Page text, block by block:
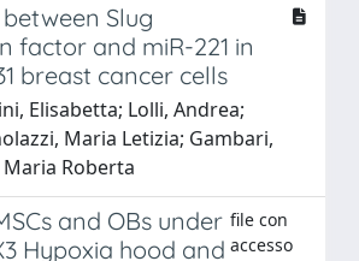
Slug
factor and miR-221 in
breast cancer cells
Elisabetta; Lolli, Andrea;
Maria Letizia; Gambari,
Roberta
and OBs under
Hypoxia hood and
file con
accesso